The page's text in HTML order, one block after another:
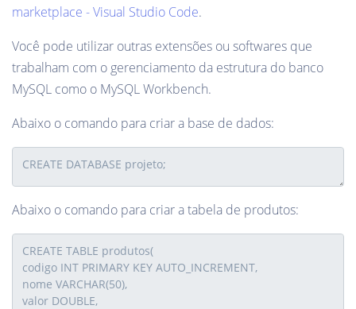
marketplace - Visual Studio Code.
Você pode utilizar outras extensões ou softwares que
trabalham com o gerenciamento da estrutura do banco
MySQL como o MySQL Workbench.
Abaixo o comando para criar a base de dados:
Abaixo o comando para criar a tabela de produtos: